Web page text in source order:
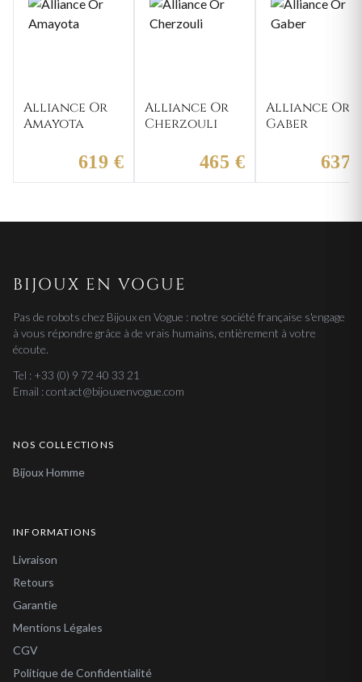
Alliance Or
Amayota
619 €
Alliance Or
Cherzouli
465 €
Alliance Or
Gaber
637
BIJOUX EN VOGUE
Pas de robots chez Bijoux en Vogue : notre société française s'engage
à vous répondre grâce à de vrais humains, entièrement à votre
écoute.
Tel : +33 (0) 9 72 40 33 21
Email : contact@bijouxenvogue.com
NOS COLLECTIONS
Bijoux Homme
INFORMATIONS
Livraison
Retours
Garantie
Mentions Légales
CGV
Politique de Confidentialité